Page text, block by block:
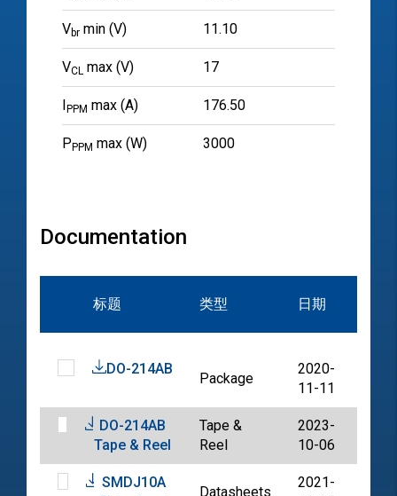
Vbr min (V) 11.10
VCL max (V) 17
PPM max (A) 176.50
P PPM max (W) 3000
Documentation
标题 类型 日期
DO-214AB
Package
2020-
11-11
DO-214AB
Tape & Reel
Tape &
Reel
2023-
10-06
SMDJ10A
Datasheets
2021-